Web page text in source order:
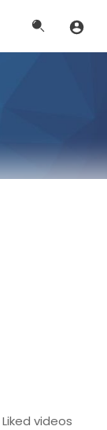
Liked videos